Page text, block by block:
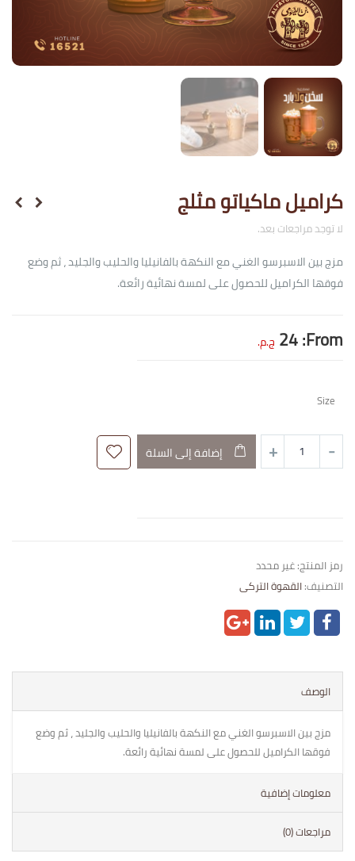
كراميل ماكياتو مثلج
لا توجد مراجعات بعد.
مزج بين الاسبرسو الغني مع النكهة بالفانيليا والحليب والجليد ، ثم وضع
فوقها الكراميل للحصول على لمسة نهائية رائعة.
From:
24 ج.م.
Size
إضافة إلى السلة
رمز المنتج:غير محدد
التصنيف:القهوة التركى
الوصف
مزج بين الاسبرسو الغني مع النكهة بالفانيليا والحليب والجليد ، ثم وضع
فوقها الكراميل للحصول على لمسة نهائية رائعة.
معلومات إضافية
مراجعات (0)